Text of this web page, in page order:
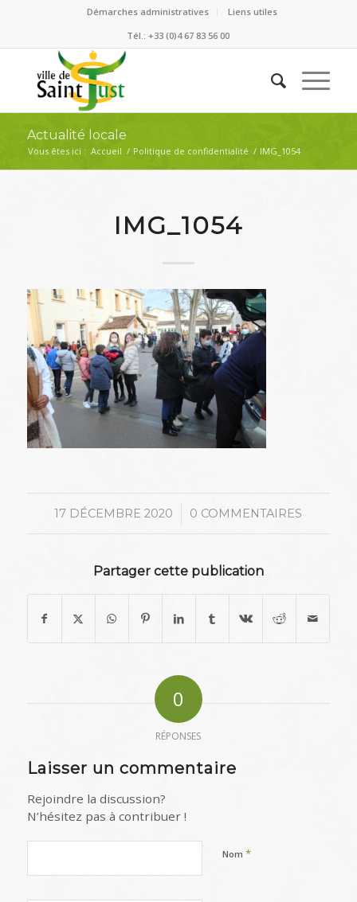
Démarches administratives
Liens utiles
Tél.: +33 (0)4 67 83 56 00
Actualité locale
Vous êtes ici : Accueil / Politique de confidentialité / IMG_1054
IMG_1054
17 DÉCEMBRE 2020
/ 0 COMMENTAIRES
Partager cette publication
0
RÉPONSES
Laisser un commentaire
Rejoindre la discussion?
N’hésitez pas à contribuer !
Nom *